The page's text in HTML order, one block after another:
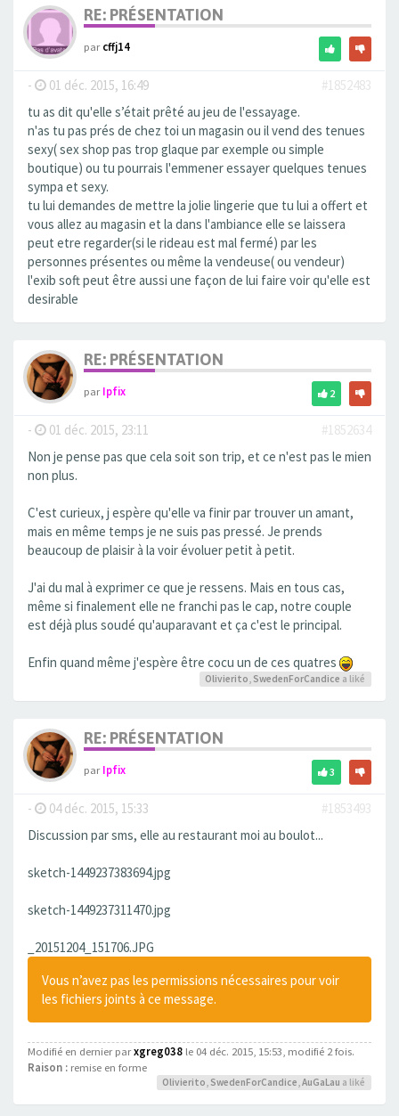
RE: PRÉSENTATION
parcffj14
- 01 déc. 2015, 16:49
#1852483
tu as dit qu'elle s’était prêté au jeu de l'essayage.
n'as tu pas prés de chez toi un magasin ou il vend des tenues
sexy( sex shop pas trop glaque par exemple ou simple
boutique) ou tu pourrais l'emmener essayer quelques tenues
sympa et sexy.
tu lui demandes de mettre la jolie lingerie que tu lui a offert et
vous allez au magasin et la dans l'ambiance elle se laissera
peut etre regarder(si le rideau est mal fermé) par les
personnes présentes ou même la vendeuse( ou vendeur)
l'exib soft peut être aussi une façon de lui faire voir qu'elle est
desirable
RE: PRÉSENTATION
parIpfix 2
- 01 déc. 2015, 23:11
#1852634
Non je pense pas que cela soit son trip, et ce n'est pas le mien
non plus.
C'est curieux, j espère qu'elle va finir par trouver un amant,
mais en même temps je ne suis pas pressé. Je prends
beaucoup de plaisir à la voir évoluer petit à petit.
J'ai du mal à exprimer ce que je ressens. Mais en tous cas,
même si finalement elle ne franchi pas le cap, notre couple
est déjà plus soudé qu'auparavant et ça c'est le principal.
Enfin quand même j'espère être cocu un de ces quatres
Olivierito SwedenForCandice a liké
RE: PRÉSENTATION
parIpfix 3
- 04 déc. 2015, 15:33
#1853493
Discussion par sms, elle au restaurant moi au boulot...
sketch-1449237383694.jpg
sketch-1449237311470.jpg
_20151204_151706.JPG
Vous n’avez pas les permissions nécessaires pour voir
les fichiers joints à ce message.
Modifié en dernier parxgreg038 le 04 déc. 2015, 15:53, modifié 2 fois.
Raison : remise en forme
Olivierito SwedenForCandice ,AuGaLau a liké